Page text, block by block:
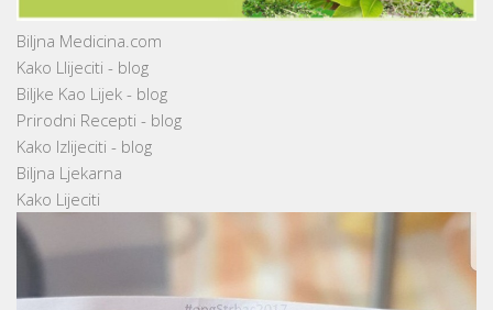
Biljna Medicina.com
Kako Llijeciti - blog
Biljke Kao Lijek - blog
Prirodni Recepti - blog
Kako Izlijeciti - blog
Biljna Ljekarna
Kako Lijeciti